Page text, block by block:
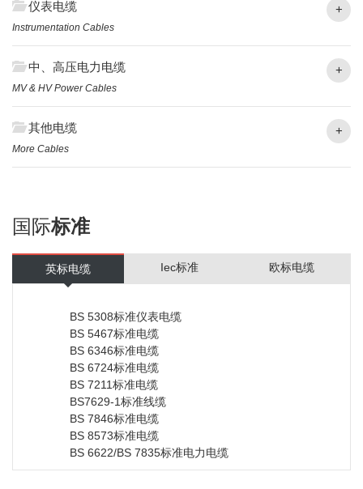
仪表电缆 +
Instrumentation Cables
中、高压电力电缆 +
MV & HV Power Cables
其他电缆 +
More Cables
国际标准
英标电缆 Iec标准 欧标电缆
BS 5308标准仪表电缆
BS 5467标准电缆
BS 6346标准电缆
BS 6724标准电缆
BS 7211标准电缆
BS7629-1标准线缆
BS 7846标准电缆
BS 8573标准电缆
BS 6622/BS 7835标准电力电缆